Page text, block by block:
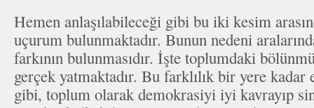
Hemen anlaşılabileceği gibi bu iki kesim
uçurum bulunmaktadır. Bunun nedeni
farkının bulunmasıdır. İşte toplumdaki
gerçek yatmaktadır. Bu farklılık bir yere kadar
gibi, toplum olarak demokrasiyi iyi kavrayıp